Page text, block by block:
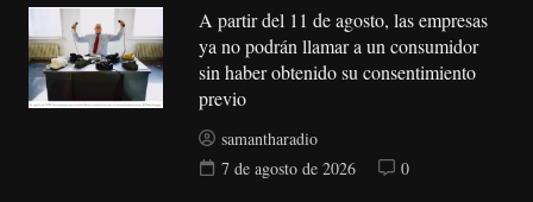
A partir del 11 de agosto, las empresas
ya no podrán llamar a un consumidor
sin haber obtenido su consentimiento
previo
samantharadio
7 de agosto de 2026
0